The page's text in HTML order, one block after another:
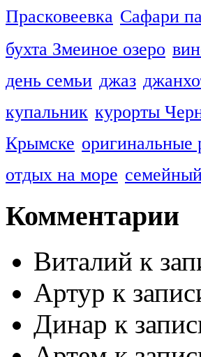
Прасковеевка Сафари
бухта Змеиное озеро
день семьи джаз
купальник курорты
Крымске оригинальные
отдых на море
Комментарии
Виталий к
Артур к
Динар к